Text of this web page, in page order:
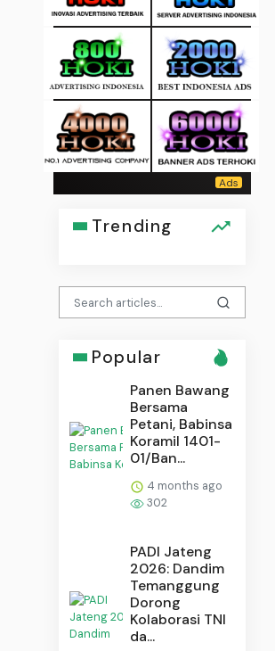
Trending
Popular
Panen Bawang
Bersama
Petani, Babinsa
Koramil 1401-
01/Ban...
4 months ago
302
PADI Jateng
2026: Dandim
Temanggung
Dorong
Kolaborasi TNI
da...